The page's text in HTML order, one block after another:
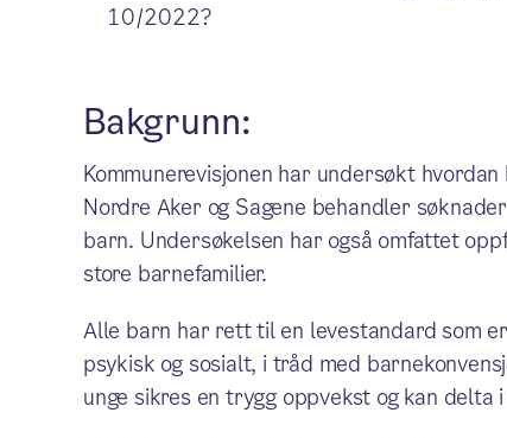
10/2022?
Bakgrunn:
Kommunerevisjonen har undersøkt
Nordre Aker og Sagene behandler
barn. Undersøkelsen har også omfattet
store barnefamilier.
Alle barn har rett til en levestandard som
psykisk og sosialt, i tråd med
unge sikres en trygg oppvekst og kan delta